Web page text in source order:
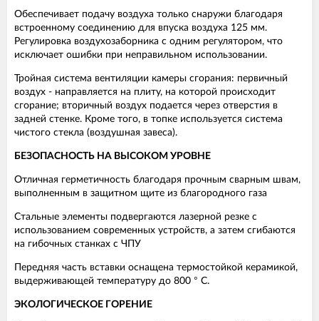
Обеспечивает подачу воздуха только снаружи благодаря
встроенному соединению для впуска воздуха 125 мм.
Регулировка воздухозаборника с одним регулятором, что
исключает ошибки при неправильном использовании.
Тройная система вентиляции камеры сгорания: первичный
воздух - направляется на плиту, на которой происходит
сгорание; вторичный воздух подается через отверстия в
задней стенке. Кроме того, в топке используется система
чистого стекла (воздушная завеса).
БЕЗОПАСНОСТЬ НА ВЫСОКОМ УРОВНЕ
Отличная герметичность благодаря прочным сварным швам,
выполненным в защитном щите из благородного газа
Стальные элементы подвергаются лазерной резке с
использованием современных устройств, а затем сгибаются
на гибочных станках с ЧПУ
Передняя часть вставки оснащена термостойкой керамикой,
выдерживающей температуру до 800 ° С.
ЭКОЛОГИЧЕСКОЕ ГОРЕНИЕ